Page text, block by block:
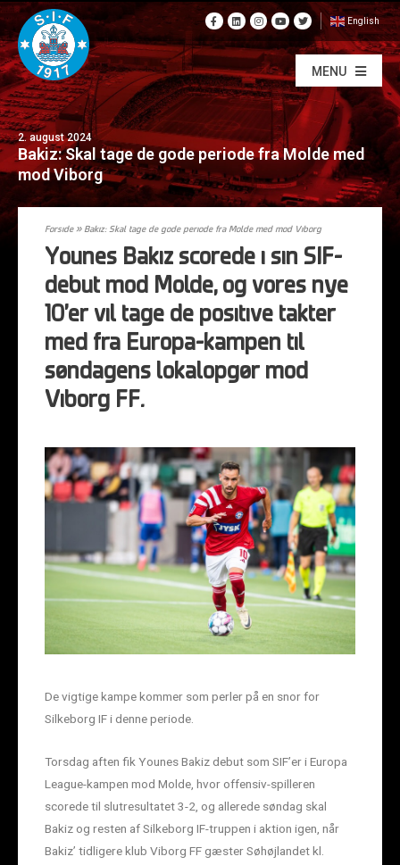
English
MENU
2. august 2024
Bakiz: Skal tage de gode periode fra Molde med
mod Viborg
Forside»Bakiz: Skal tage de gode periode fra Molde med mod Viborg
Younes Bakiz scorede i sin SIF-
debut mod Molde, og vores nye
10’er vil tage de positive takter
med fra Europa-kampen til
søndagens lokalopgør mod
Viborg FF.
De vigtige kampe kommer som perler på en snor for
Silkeborg IF i denne periode.
Torsdag aften fik Younes Bakiz debut som SIF’er i Europa
League-kampen mod Molde, hvor offensiv-spilleren
scorede til slutresultatet 3-2, og allerede søndag skal
Bakiz og resten af Silkeborg IF-truppen i aktion igen, når
Bakiz’ tidligere klub Viborg FF gæster Søhøjlandet kl.